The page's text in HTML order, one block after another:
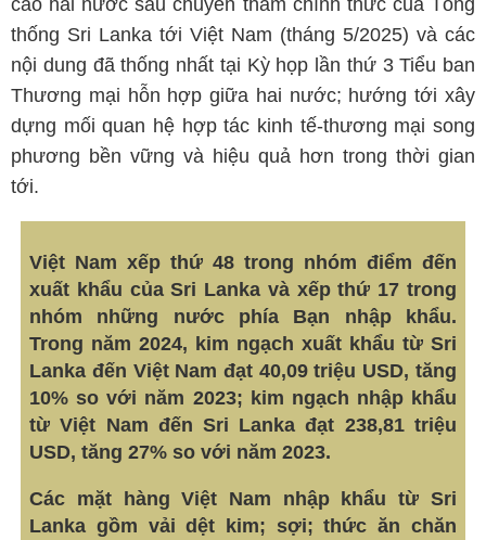
cao hai nước sau chuyến thăm chính thức của Tổng
thống Sri Lanka tới Việt Nam (tháng 5/2025) và các
nội dung đã thống nhất tại Kỳ họp lần thứ 3 Tiểu ban
Thương mại hỗn hợp giữa hai nước; hướng tới xây
dựng mối quan hệ hợp tác kinh tế-thương mại song
phương bền vững và hiệu quả hơn trong thời gian
tới.
Việt Nam xếp thứ 48 trong nhóm điểm đến
xuất khẩu của Sri Lanka và xếp thứ 17 trong
nhóm những nước phía Bạn nhập khẩu.
Trong năm 2024, kim ngạch xuất khẩu từ Sri
Lanka đến Việt Nam đạt 40,09 triệu USD, tăng
10% so với năm 2023; kim ngạch nhập khẩu
từ Việt Nam đến Sri Lanka đạt 238,81 triệu
USD, tăng 27% so với năm 2023.
Các mặt hàng Việt Nam nhập khẩu từ Sri
Lanka gồm vải dệt kim; sợi; thức ăn chăn